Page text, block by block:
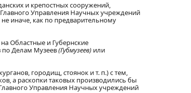
и крепостных сооружений,
Управления Научных учреждений
иначе, как по предварительному
Областные и Губернские
по Делам Музеев(Губмузеев) или
городищ, стоянок и т. п.) с тем,
а раскопки таковых производились бы
Управления Научных учреждений